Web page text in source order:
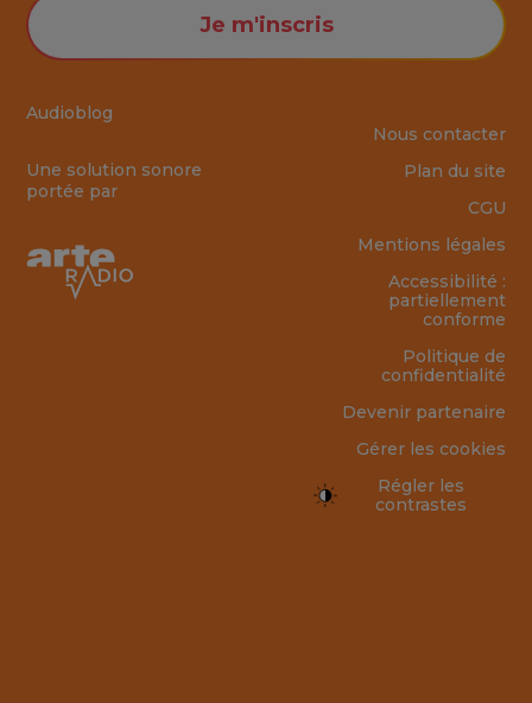
Audioblog
Une solution sonore
portée par
Je m'inscris
Nous contacter
Plan du site
CGU
Mentions légales
Accessibilité :
partiellement
conforme
Politique de
confidentialité
Devenir partenaire
Gérer les cookies
Régler les
contrastes